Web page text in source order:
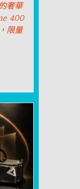
奢華
400
限量